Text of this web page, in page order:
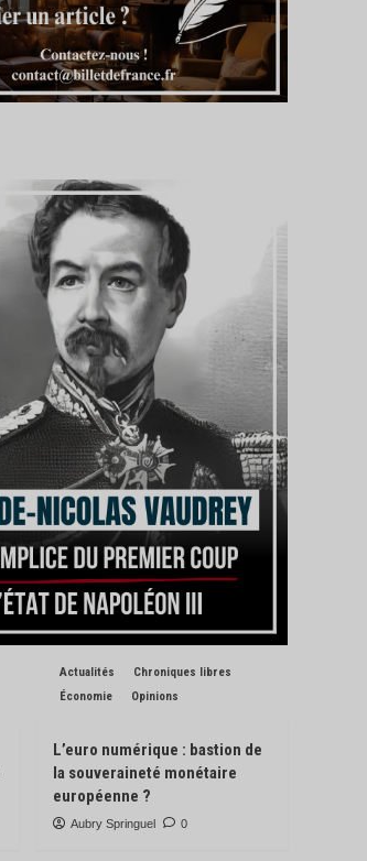
Actualités
Chroniques libres
Économie
Opinions
L’euro numérique : bastion de
la souveraineté monétaire
européenne ?
Aubry Springuel 0